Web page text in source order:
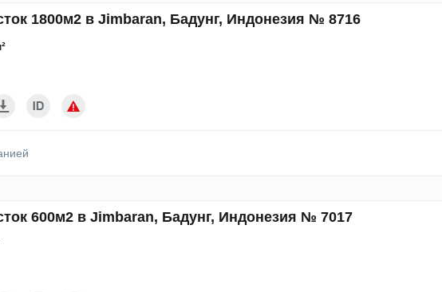
1800м2 в Jimbaran, Бадунг, Индонезия № 8716
600м2 в Jimbaran, Бадунг, Индонезия № 7017